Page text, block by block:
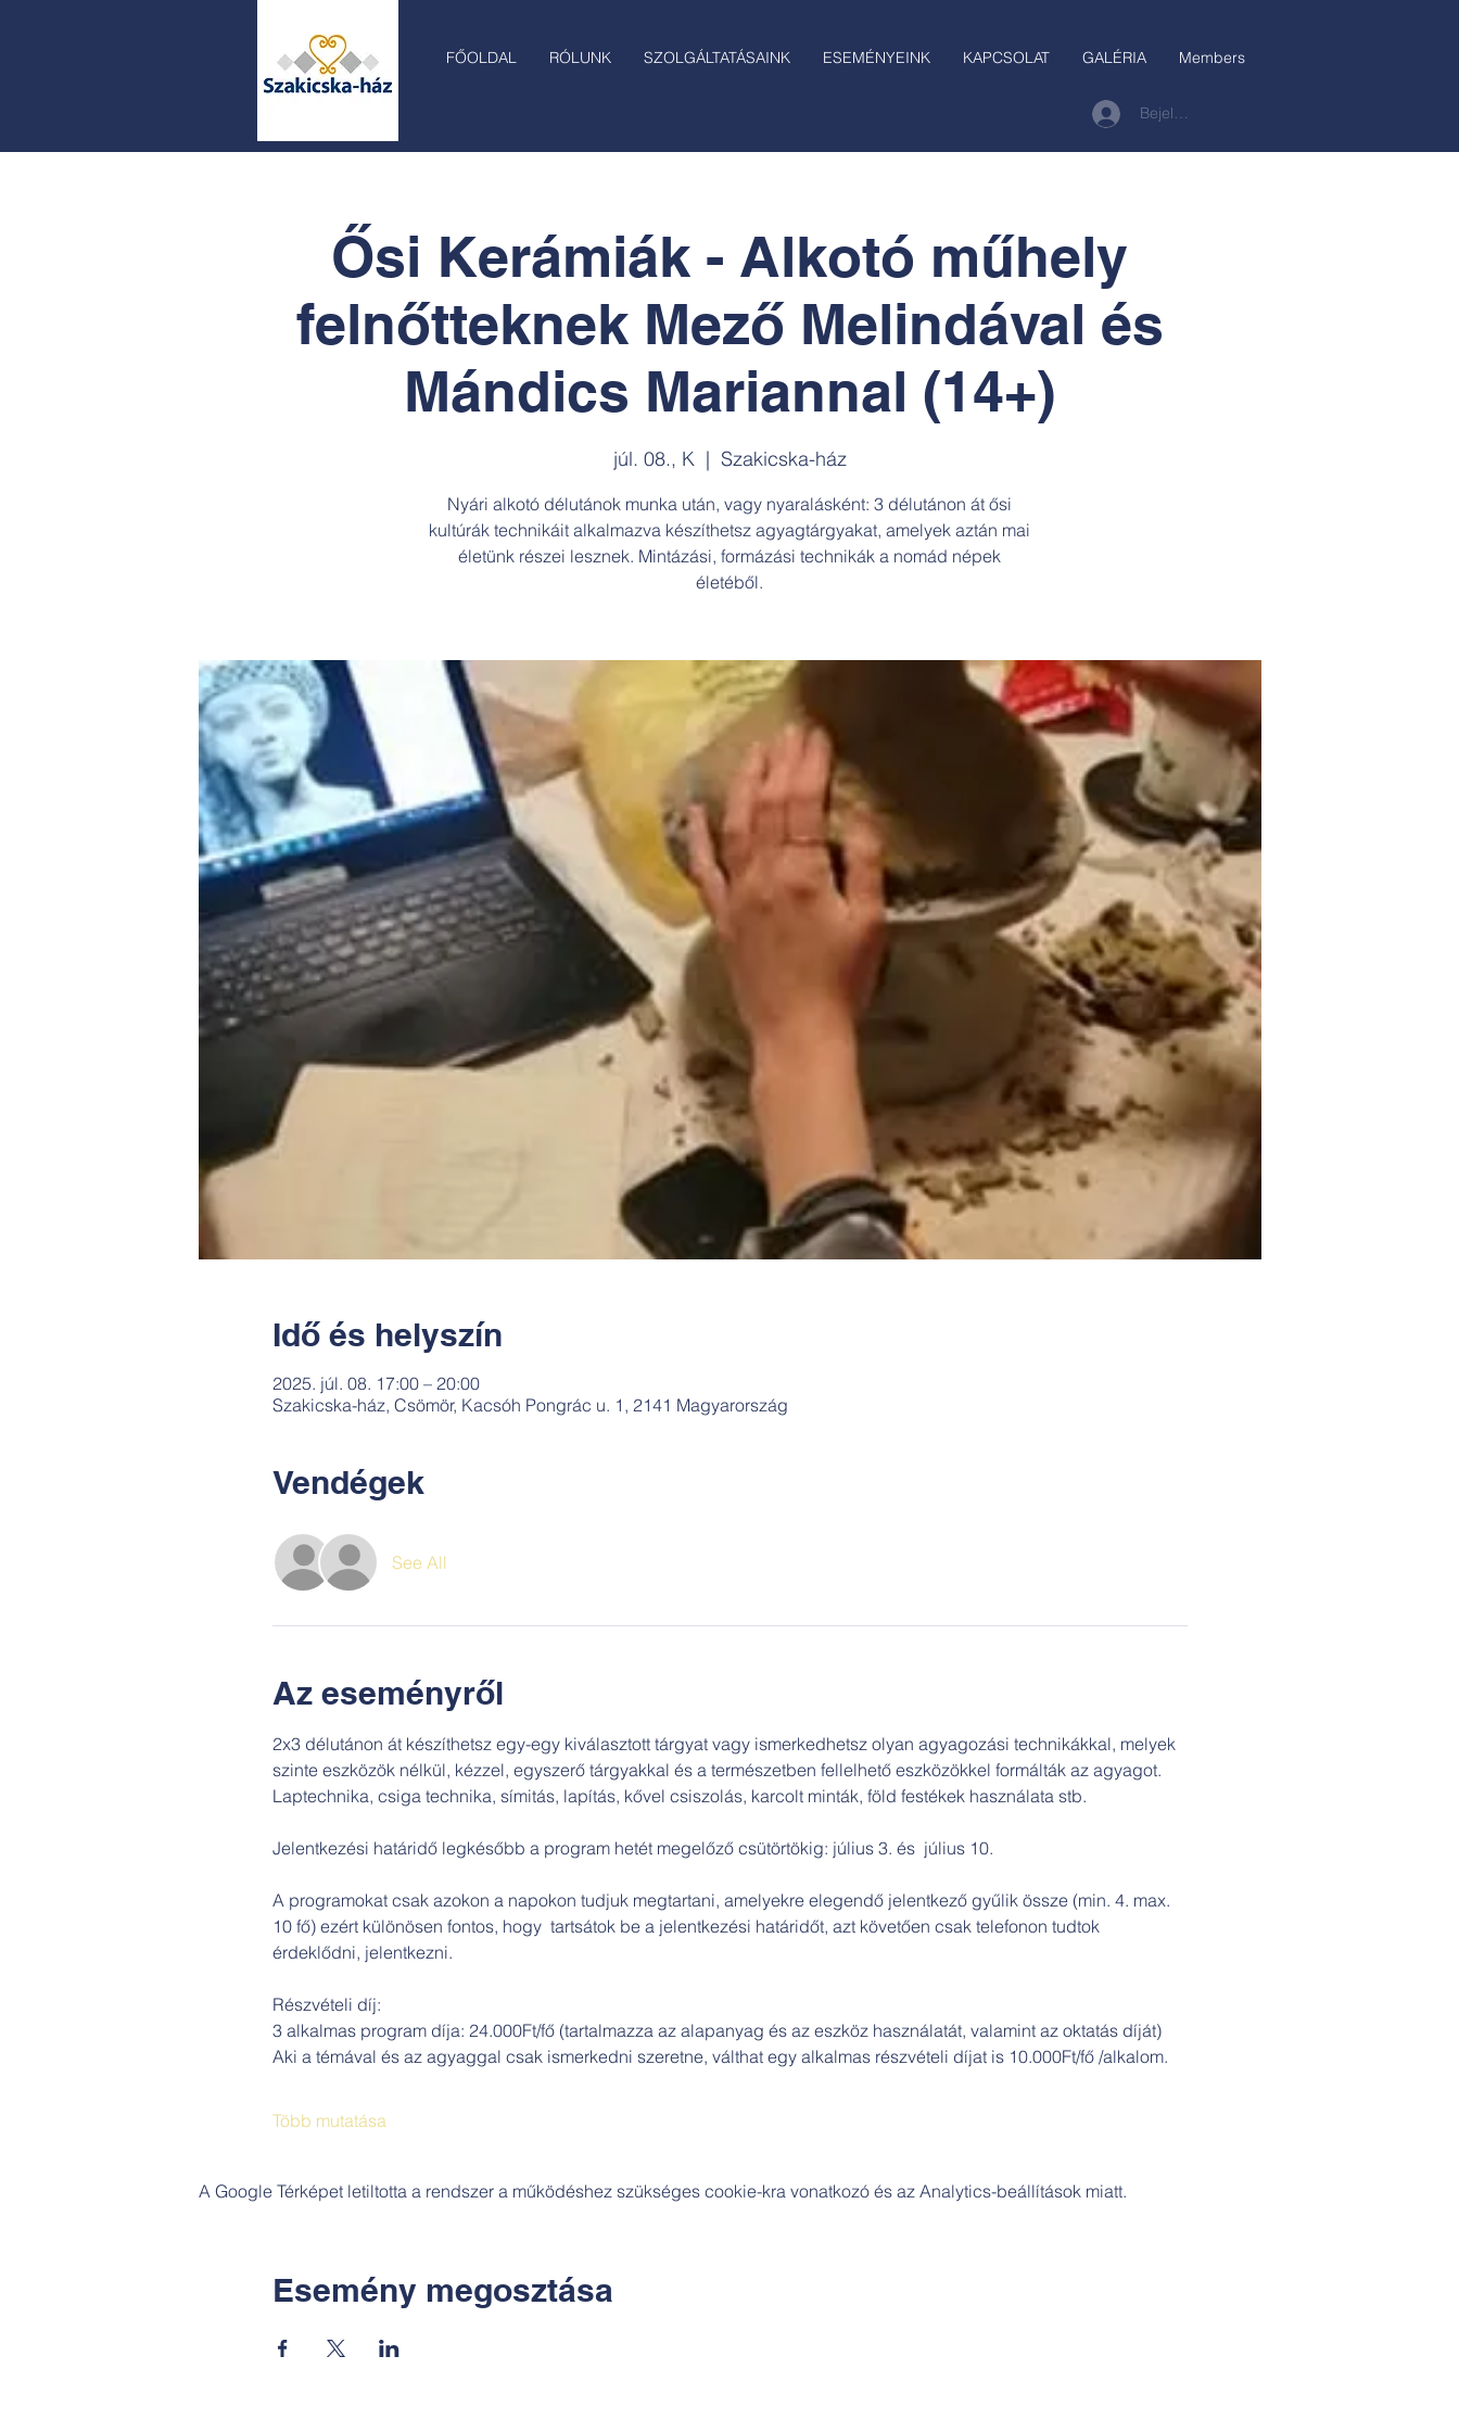
FŐOLDAL RÓLUNK SZOLGÁLTATÁSAINK ESEMÉNYEINK KAPCSOLAT GALÉRIA Members
Bejelentkezés
Ősi Kerámiák - Alkotó műhely
felnőtteknek Mező Melindával és
Mándics Mariannal (14+)
júl. 08., K
  |
Szakicska-ház
Nyári alkotó délutánok munka után, vagy nyaralásként: 3 délutánon át ősi
kultúrák technikáit alkalmazva készíthetsz agyagtárgyakat, amelyek aztán mai
életünk részei lesznek. Mintázási, formázási technikák a nomád népek
életéből.
Idő és helyszín
2025. júl. 08. 17:00 – 20:00
Szakicska-ház, Csömör, Kacsóh Pongrác u. 1, 2141 Magyarország
Vendégek
See All
Az eseményről
2x3 délutánon át készíthetsz egy-egy kiválasztott tárgyat vagy ismerkedhetsz olyan agyagozási technikákkal, melyek
szinte eszközök nélkül, kézzel, egyszerő tárgyakkal és a természetben fellelhető eszközökkel formálták az agyagot.
Laptechnika, csiga technika, símitás, lapítás, kővel csiszolás, karcolt minták, föld festékek használata stb.
Jelentkezési határidő legkésőbb a program hetét megelőző csütörtökig: július 3. és  július 10.
A programokat csak azokon a napokon tudjuk megtartani, amelyekre elegendő jelentkező gyűlik össze (min. 4. max.
10 fő) ezért különösen fontos, hogy  tartsátok be a jelentkezési határidőt, azt követően csak telefonon tudtok
érdeklődni, jelentkezni.
Részvételi díj:
3 alkalmas program díja: 24.000Ft/fő (tartalmazza az alapanyag és az eszköz használatát, valamint az oktatás díját)
Aki a témával és az agyaggal csak ismerkedni szeretne, válthat egy alkalmas részvételi díjat is 10.000Ft/fő /alkalom.
Több mutatása
A Google Térképet letiltotta a rendszer a működéshez szükséges cookie-kra vonatkozó és az Analytics-beállítások miatt.
Esemény megosztása